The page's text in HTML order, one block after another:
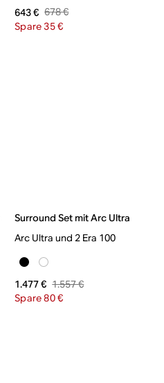
643 € 678 €
Spare 35 €
Surround Set mit Arc Ultra
Arc Ultra und 2 Era 100
1.477 € 1.557 €
Spare 80 €